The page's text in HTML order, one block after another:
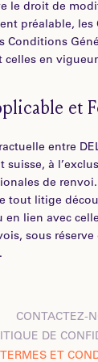
le droit de
préalable, les
Conditions
celles en
et
entre
suisse, à
de
tout litige
en lien avec
sous réserve
CONTACTEZ-
DE
TERMES ET